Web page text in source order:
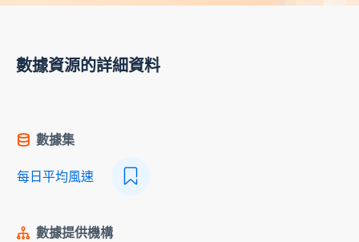
數據資源的詳細資料
數據集
每日平均風速
數據提供機構